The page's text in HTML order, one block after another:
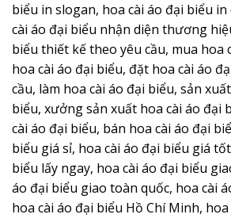
biểu in slogan, hoa cài áo đại biểu
cài áo đại biểu nhận diện thương
biểu thiết kế theo yêu cầu, mua hoa
hoa cài áo đại biểu, đặt hoa cài áo
cầu, làm hoa cài áo đại biểu, sản
biểu, xưởng sản xuất hoa cài áo đại
cài áo đại biểu, bán hoa cài áo đại
biểu giá sỉ, hoa cài áo đại biểu giá
biểu lấy ngay, hoa cài áo đại biểu
áo đại biểu giao toàn quốc, hoa cài
hoa cài áo đại biểu Hồ Chí Minh,